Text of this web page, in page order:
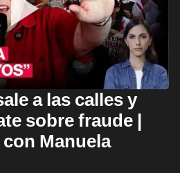
a las calles y
sobre fraude |
Manuela